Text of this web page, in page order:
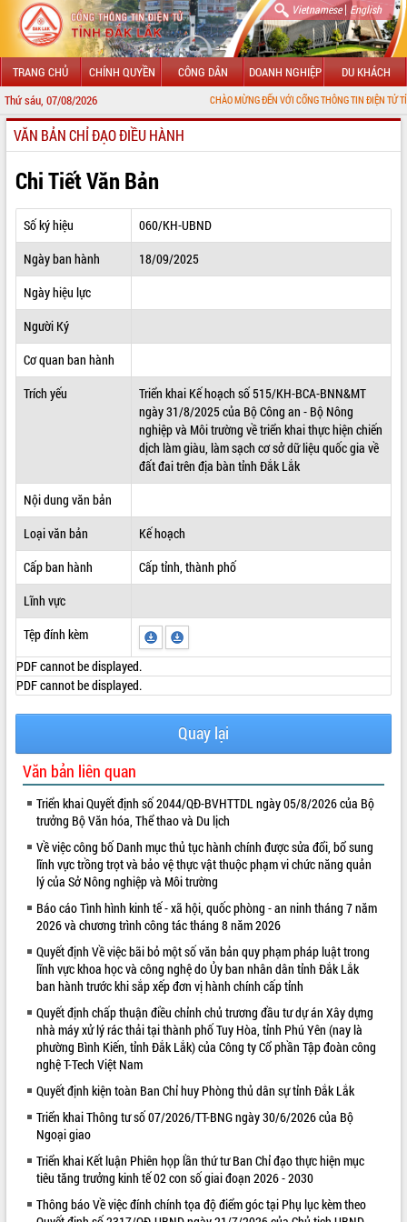
Vietnamese| English
TRANG CHỦ CHÍNH QUYỀN CÔNG DÂN DOANH NGHIỆP DU KHÁCH
Thứ sáu, 07/08/2026 CHÀO MỪNG ĐẾN VỚI CỔNG THÔNG TIN ĐIỆN TỬ TỈNH ĐẮK LẮK
GIỚI THIỆU
LÃNH ĐẠO UBND TỈNH
TIN TỨC SỰ KIỆN
SỞ, BAN, NGÀNH
THÔNG TIN CHỈ ĐẠO ĐIỀU HÀNH
HỆ THỐNG VĂN BẢN
VĂN BẢN HĐND TỈNH
VIDEO
Khám bệnh, cấp phát thuốc miễn phí
và tặng quà người dân xã Cư Pui
Hội nghị UBND tỉnh Đắk Lắk thường kỳ
Lễ truy tặng danh hiệu “Bà Mẹ Việt
Nam Anh hùng” và trao Huân chương
Lao động
UBND tỉnh Đắk Lắk triển khai nhiệm
vụ 6 tháng cuối năm 2026
Kỳ họp thứ Hai, Hội đồng nhân dân
ALBUM ẢNH
VĂN BẢN CHỈ ĐẠO ĐIỀU HÀNH
Chi Tiết Văn Bản
Số ký hiệu
060/KH-UBND
Ngày ban hành
18/09/2025
Ngày hiệu lực
Người Ký
Cơ quan ban hành
Trích yếu
Triển khai Kế hoạch số 515/KH-BCA-BNN&MT
ngày 31/8/2025 của Bộ Công an - Bộ Nông
nghiệp và Môi trường về triển khai thực hiện chiến
dịch làm giàu, làm sạch cơ sở dữ liệu quốc gia về
đất đai trên địa bàn tỉnh Đắk Lắk
Nội dung văn bản
Loại văn bản
Kế hoạch
Cấp ban hành
Cấp tỉnh, thành phố
Lĩnh vực
Tệp đính kèm
PDF cannot be displayed.
PDF cannot be displayed.
Quay lại
Văn bản liên quan
Triển khai Quyết định số 2044/QĐ-BVHTTDL ngày 05/8/2026 của Bộ
trưởng Bộ Văn hóa, Thể thao và Du lịch
Về việc công bố Danh mục thủ tục hành chính được sửa đổi, bổ sung
lĩnh vực trồng trọt và bảo vệ thực vật thuộc phạm vi chức năng quản
lý của Sở Nông nghiệp và Môi trường
Báo cáo Tình hình kinh tế - xã hội, quốc phòng - an ninh tháng 7 năm
2026 và chương trình công tác tháng 8 năm 2026
Quyết định Về việc bãi bỏ một số văn bản quy phạm pháp luật trong
lĩnh vực khoa học và công nghệ do Ủy ban nhân dân tỉnh Đắk Lắk
ban hành trước khi sắp xếp đơn vị hành chính cấp tỉnh
Quyết định chấp thuận điều chỉnh chủ trương đầu tư dự án Xây dựng
nhà máy xử lý rác thải tại thành phố Tuy Hòa, tỉnh Phú Yên (nay là
phường Bình Kiến, tỉnh Đắk Lắk) của Công ty Cổ phần Tập đoàn công
nghệ T-Tech Việt Nam
Quyết định kiện toàn Ban Chỉ huy Phòng thủ dân sự tỉnh Đắk Lắk
Triển khai Thông tư số 07/2026/TT-BNG ngày 30/6/2026 của Bộ
Ngoại giao
Triển khai Kết luận Phiên họp lần thứ tư Ban Chỉ đạo thực hiện mục
tiêu tăng trưởng kinh tế 02 con số giai đoạn 2026 - 2030
Thông báo Về việc đính chính tọa độ điểm góc tại Phụ lục kèm theo